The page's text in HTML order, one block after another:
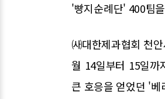
'빵지순례단' 400팀
㈔대한제과협회 천
월 14일부터 15일까
큰 호응을 얻었던 '